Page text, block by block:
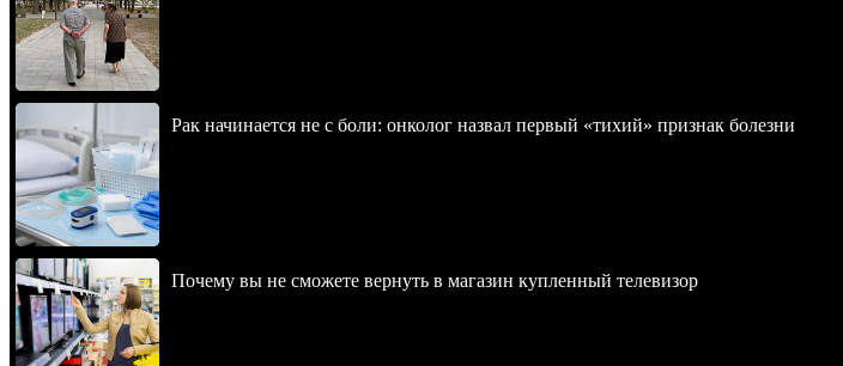
Рак начинается не с боли: онколог назвал первый «тихий» признак болезни
Почему вы не сможете вернуть в магазин купленный телевизор